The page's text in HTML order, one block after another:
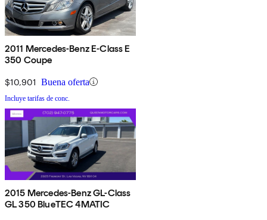
2011 Mercedes-Benz E-Class E
350 Coupe
$10,901 Buena oferta
Incluye tarifas de conc.
2015 Mercedes-Benz GL-Class
GL 350 BlueTEC 4MATIC